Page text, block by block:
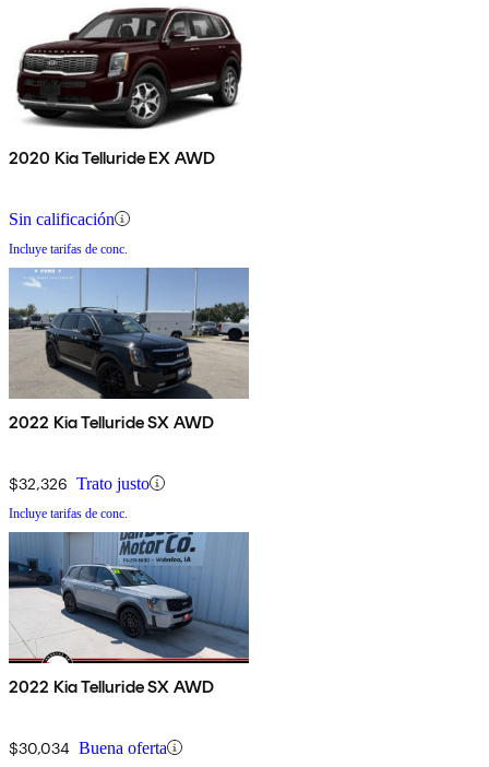
2020 Kia Telluride EX AWD
Sin calificación
Incluye tarifas de conc.
2022 Kia Telluride SX AWD
$32,326 Trato justo
Incluye tarifas de conc.
2022 Kia Telluride SX AWD
$30,034 Buena oferta